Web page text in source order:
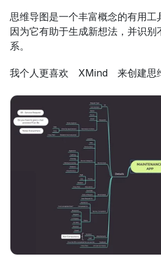
思维导图是一个丰富概念的有用工
因为它有助于生成新想法，并识
系。
我个人更喜欢 XMind 来创建思